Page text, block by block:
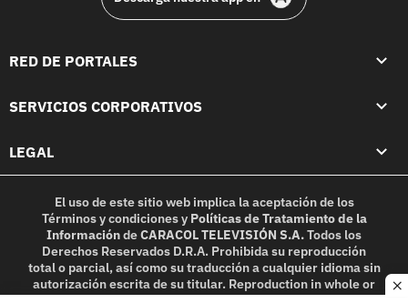
RED DE PORTALES
SERVICIOS CORPORATIVOS
LEGAL
El uso de este sitio web implica la aceptación de los
Términos y condicionesy Políticas de Tratamiento de la
InformacióndeCARACOL TELEVISIÓN S.A.Todos los
Derechos Reservados D.R.A. Prohibida su reproducción
total o parcial, así como su traducción a cualquier idioma sin
autorización escrita de su titular. Reproduction in whole or